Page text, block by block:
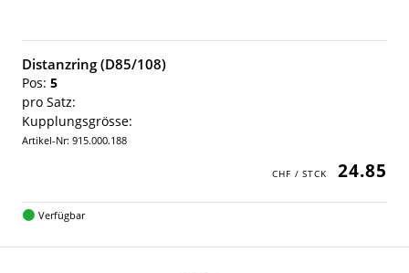
Distanzring (D85/108)
Pos: 5
pro Satz:
Kupplungsgrösse:
Artikel-Nr: 915.000.188
24.85
Verfügbar